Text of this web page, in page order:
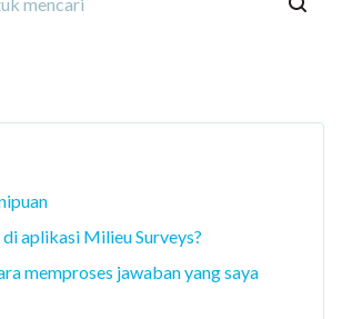
aplikasi Milieu Surveys?
memproses jawaban yang saya